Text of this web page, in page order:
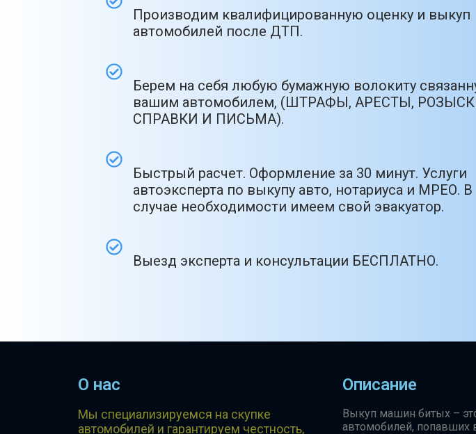
Производим квалифицированную оценку и выкуп
автомобилей после ДТП.
Берем на себя любую бумажную волокиту
вашим автомобилем, (ШТРАФЫ, АРЕСТЫ,
СПРАВКИ И ПИСЬМА).
Быстрый расчет. Оформление за 30 минут. Услуги
автоэксперта по выкупу авто, нотариуса и МРЕО. В
случае необходимости имеем свой эвакуатор.
Выезд эксперта и консультации БЕСПЛАТНО.
О нас
Мы специализируемся на скупке
автомобилей и гарантируем честность,
Описание
Выкуп машин битых –
автомобилей, попавших